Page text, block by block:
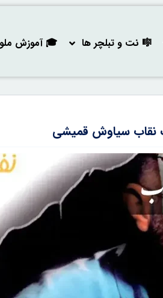
🎼 نت و تبلچر ها 🎓 آموزش
نقاب سیاوش قمیشی